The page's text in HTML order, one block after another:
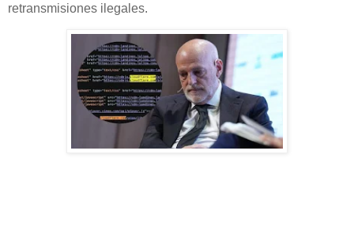
retransmisiones ilegales.